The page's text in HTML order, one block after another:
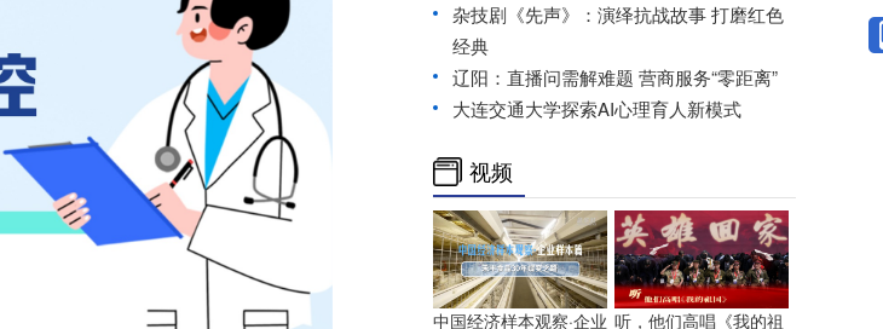
杂技剧《先声》：演绎抗战故事 打磨红色
经典
辽阳：直播问需解难题 营商服务“零距离”
大连交通大学探索AI心理育人新模式
视频
中国经济样本观察·企业 听，他们高唱《我的祖